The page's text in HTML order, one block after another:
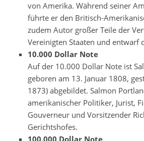
von Amerika. Während seiner
führte er den Britisch-
zudem Autor großer Teile der
Vereinigten Staaten und entwarf
10.000 Dollar Note
Auf der 10.000 Dollar Note ist
geboren am 13. Januar 1808,
1873) abgebildet. Salmon
amerikanischer Politiker, Jurist,
Gouverneur und Vorsitzender
Gerichtshofes.